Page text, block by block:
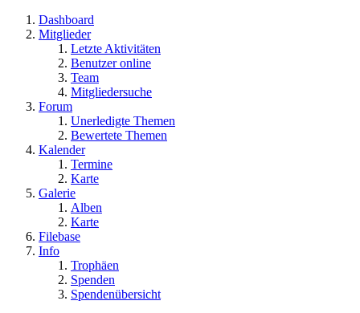
Dashboard
Mitglieder
Letzte Aktivitäten
Benutzer online
Team
Mitgliedersuche
Forum
Unerledigte Themen
Bewertete Themen
Kalender
Termine
Karte
Galerie
Alben
Karte
Filebase
Info
Trophäen
Spenden
Spendenübersicht